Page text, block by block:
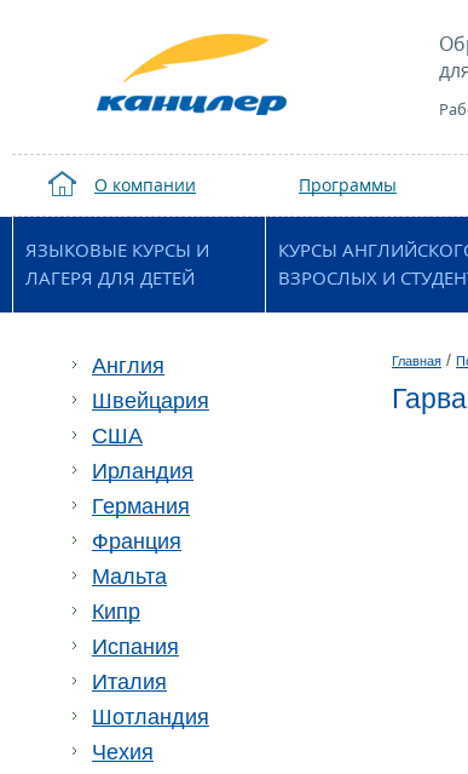
О компании Программы
ЯЗЫКОВЫЕ КУРСЫ И
ЛАГЕРЯ ДЛЯ ДЕТЕЙ
КУРСЫ
ВЗРОСЛЫХ И
Англия
Швейцария
США
Ирландия
Германия
Франция
Мальта
Кипр
Испания
Италия
Шотландия
Чехия
Главная /